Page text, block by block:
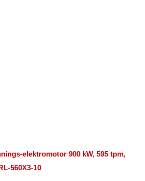
elektromotor 900 kW, 595 tpm,
560X3-10